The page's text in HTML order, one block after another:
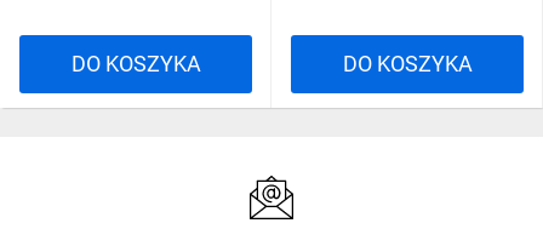
DO KOSZYKA DO KOSZYKA